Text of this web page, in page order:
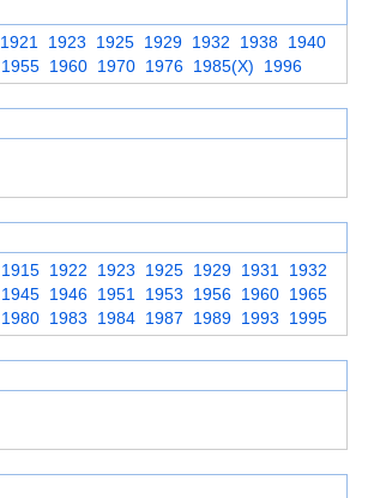
1921 1923 1925 1929 1932 1938 1940
1955 1960 1970 1976 1985(X) 1996
1915 1922 1923 1925 1929 1931
1932
1945 1946 1951 1953 1956 1960 1965
1980 1983 1984 1987 1989 1993 1995